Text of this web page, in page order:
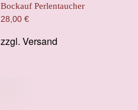
Bockauf Perlentaucher
28,00 €
zzgl. Versand